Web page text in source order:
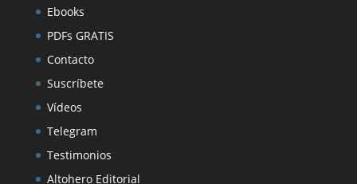
Ebooks
PDFs GRATIS
Contacto
Suscríbete
Vídeos
Telegram
Testimonios
Altohero Editorial